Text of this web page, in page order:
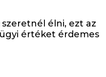
szeretnél élni, ezt az
értéket érdemes